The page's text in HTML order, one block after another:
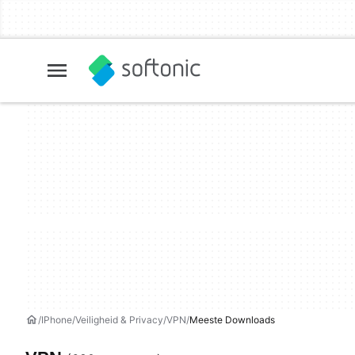
IPhone Veiligheid & Privacy VPN Meeste Downloads